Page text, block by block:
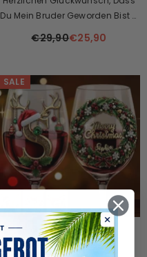
Herzlichen Glückwunsch, Dass
Du Mein Bruder Geworden Bist –
Personalisiertes Geschwister-
€29,90€25,90
SALE
Frohe Weihnachten –
Personalisiertes